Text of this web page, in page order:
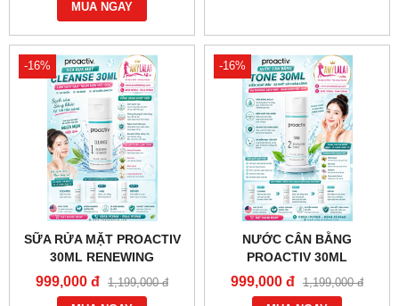
AMYLALASHOP.COM
MUA NGAY
-16%
SỮA RỬA MẶT PROACTIV
30ML RENEWING
CLEANSER TRỊ MỤN
TRẮNG DA - 0858193968 -
999,000 đ 1,199,000 đ
-16%
NƯỚC CÂN BẰNG
PROACTIV 30ML
REVITALIZING TONER TRỊ
MỤN SĂN CHẮC SÁNG DA -
999,000 đ 1,199,000 đ